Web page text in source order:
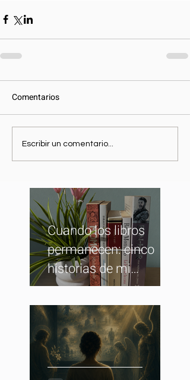
Comentarios
Escribir un comentario...
Cuando los libros
permanecen: cinco
historias de mi
biblioteca